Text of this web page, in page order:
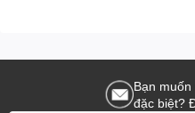
Bạn
đặc biệt?